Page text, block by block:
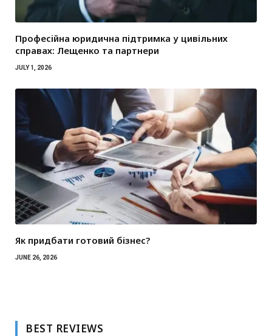
Професійна юридична підтримка у цивільних
справах: Лещенко та партнери
JULY 1, 2026
Як придбати готовий бізнес?
JUNE 26, 2026
BEST REVIEWS